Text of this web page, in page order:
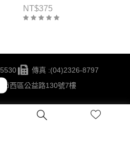
NT$375
傳真 :(04)2326-8797
市西區公益路130號7樓
權所有 | 網站建置 BY
有限公司